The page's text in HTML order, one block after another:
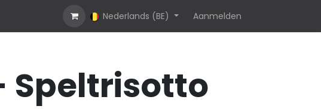
Over ons Neem contact op met ons Jobs
Nederlands (BE) Aanmelden
Speltrisotto